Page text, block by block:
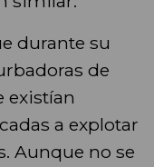
durante su
de
existían
a explotar
Aunque no se